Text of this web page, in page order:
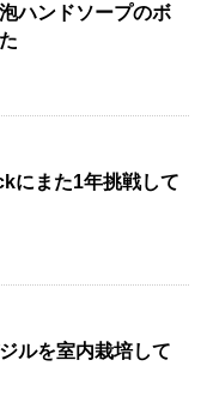
ハンドソープのボ
にまた1年挑戦して
ルを室内栽培して